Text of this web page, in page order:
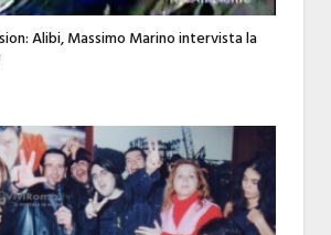
Alibi, Massimo Marino intervista la